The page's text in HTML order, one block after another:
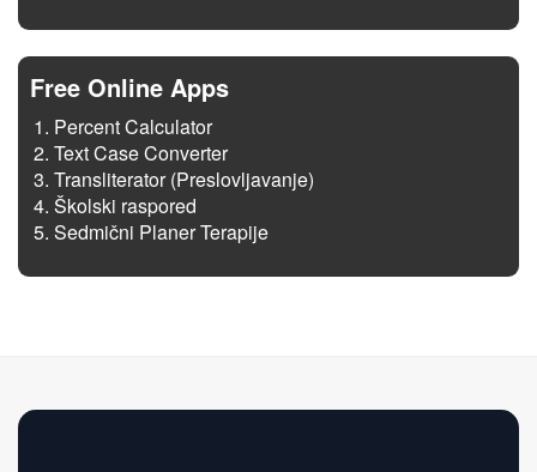
Free Online Apps
Percent Calculator
Text Case Converter
Transliterator (Preslovljavanje)
Školski raspored
Sedmični Planer Terapije